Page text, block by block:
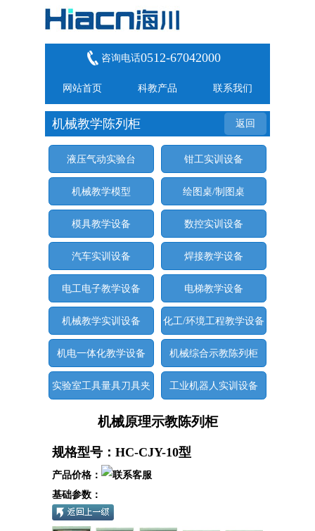
咨询电话0512-67042000
网站首页 科教产品 联系我们
返回
机械教学陈列柜
液压气动实验台 钳工实训设备
机械教学模型 绘图桌/制图桌
模具教学设备 数控实训设备
汽车实训设备 焊接教学设备
电工电子教学设备 电梯教学设备
机械教学实训设备 化工/环境工程教学设备
机电一体化教学设备 机械综合示教陈列柜
实验室工具量具刀具夹
具
工业机器人实训设备
机械原理示教陈列柜
规格型号：HC-CJY-10型
产品价格：
基础参数：